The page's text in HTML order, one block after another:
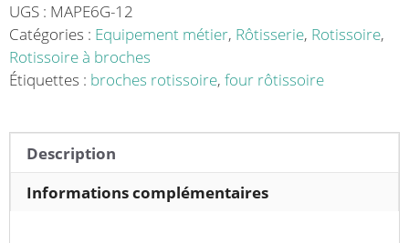
6
sans
châssis
une
Cuisson
UGS : MAPE6G-12
Catégories : Equipement métier, Rôtisserie, Rotissoire,
Rotissoire à broches
Étiquettes : broches rotissoire, four rôtissoire
Description
Informations complémentaires